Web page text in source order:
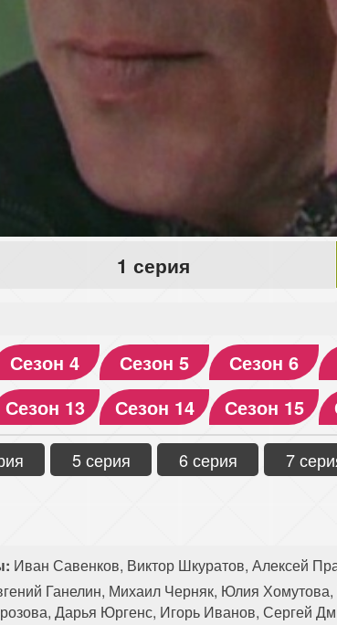
1 серия
Сезон 4 Сезон 5 Сезон 6
Сезон 13 Сезон 14 Сезон 15
5 серия 6 серия 7
Иван Савенков, Виктор Шкуратов, Алексей
Ганелин, Михаил Черняк, Юлия
Дарья Юргенс, Игорь Иванов, Сергей